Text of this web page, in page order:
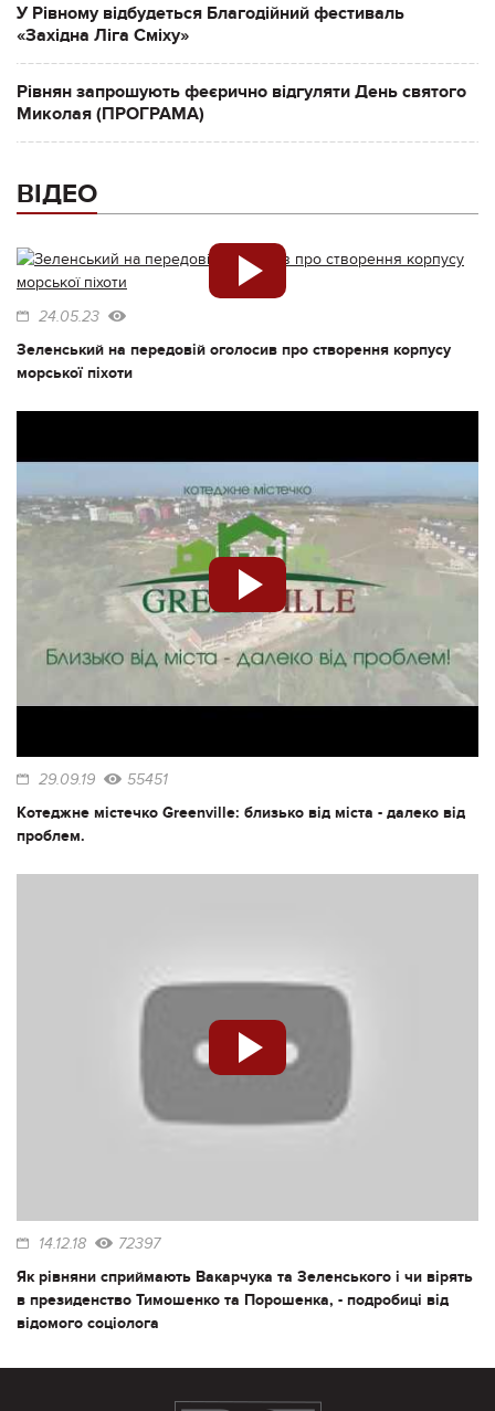
У Рівному відбудеться Благодійний фестиваль
«Західна Ліга Сміху»
Рівнян запрошують феєрично відгуляти День святого
Миколая (ПРОГРАМА)
ВІДЕО
24.05.23
Зеленський на передовій оголосив про створення корпусу
морської піхоти
29.09.19 55451
Котеджне містечко Greenville: близько від міста - далеко від
проблем.
14.12.18 72397
Як рівняни сприймають Вакарчука та Зеленського і чи вірять
в президенство Тимошенко та Порошенка, - подробиці від
відомого соціолога